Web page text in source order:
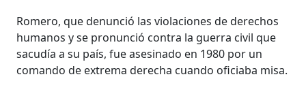
Romero, que denunció las violaciones de derechos
humanos y se pronunció contra la guerra civil que
sacudía a su país, fue asesinado en 1980 por un
comando de extrema derecha cuando oficiaba misa.